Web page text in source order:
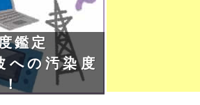
鑑定
への汚染度